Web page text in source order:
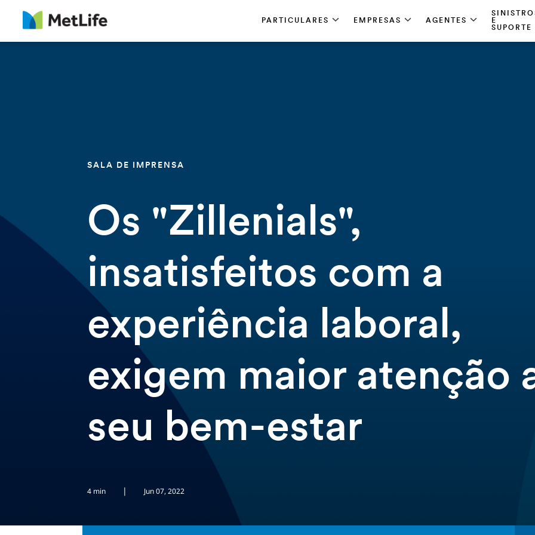
Saltar navegação
PARTICULARES EMPRESAS AGENTES
E
SUPORTE
SALA DE IMPRENSA
Os "Zillenials",
insatisfeitos com a
experiência laboral,
exigem maior atenção
seu bem-estar
4 min | Jun 07, 2022